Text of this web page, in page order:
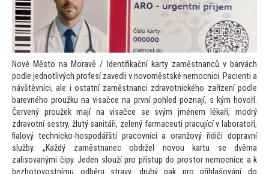
Nové Město na Moravě / Identifikační karty zaměstnanců v barvách
podle jednotlivých profesí zavedli v novoměstské nemocnici. Pacienti a
návštěvníci, ale i ostatní zaměstnanci zdravotnického zařízení podle
barevného proužku na visačce na první pohled poznají, s kým hovoří.
Červený proužek mají na visačce se svým jménem lékaři, modrý
zdravotní sestry, žlutý sanitáři, zelený farmaceuti pracující v laboratoři,
fialový technicko-hospodářští pracovníci a oranžový řidiči dopravní
služby. „Každý zaměstnanec obdržel novou kartu se dvěma
zalisovanými čipy. Jeden slouží pro přístup do prostor nemocnice a k